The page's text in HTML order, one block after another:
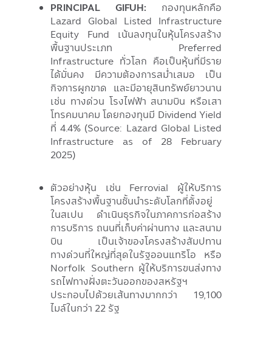
PRINCIPAL GIFUH: กองทุนหลักคือ
Lazard Global Listed Infrastructure
Equity Fund เน้นลงทุนในหุ้นโครงสร้าง
พื้นฐานประเภท Preferred
Infrastructure ทั่วโลก คือเป็นหุ้นที่มีราย
ได้มั่นคง มีความต้องการสม่ำเสมอ เป็น
กิจการผูกขาด และมีอายุสินทรัพย์ยาวนาน
เช่น ทางด่วน โรงไฟฟ้า สนามบิน หรือเสา
โทรคมนาคม โดยกองทุนมี Dividend Yield
ที่ 4.4% (Source: Lazard Global Listed
Infrastructure as of 28 February
2025)
ตัวอย่างหุ้น เช่น Ferrovial ผู้ให้บริการ
โครงสร้างพื้นฐานชั้นนำระดับโลกที่ตั้งอยู่
ในสเปน ดำเนินธุรกิจในภาคการก่อสร้าง
การบริการ ถนนที่เก็บค่าผ่านทาง และสนาม
บิน เป็นเจ้าของโครงสร้างสัมปทาน
ทางด่วนที่ใหญ่ที่สุดในรัฐออนแทริโอ หรือ
Norfolk Southern ผู้ให้บริการขนส่งทาง
รถไฟทางฝั่งตะวันออกของสหรัฐฯ
ประกอบไปด้วยเส้นทางมากกว่า 19,100
ไมล์ในกว่า 22 รัฐ